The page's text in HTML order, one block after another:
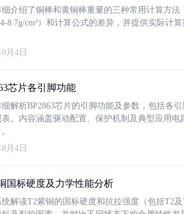
介绍了铜棒和黄铜棒重量的三种常用计算方
8.7g/cm³）和计算公式的差异，并提供实际计
月4日
芯片各引脚功能
解析BP2863芯片的引脚功能及参数，包括各
。内容涵盖驱动配置、保护机制及典型应用
月4日
国标硬度及力学性能分析
解读T2紫铜的国标硬度和抗拉强度（包括T2